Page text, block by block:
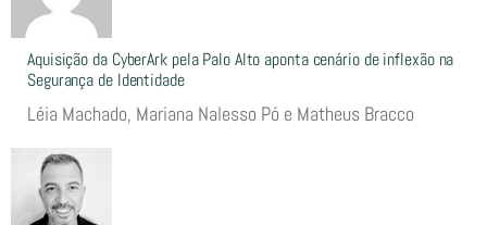
Aquisição da CyberArk pela Palo Alto aponta cenário de inflexão na
Segurança de Identidade
Léia Machado, Mariana Nalesso Pó e Matheus Bracco